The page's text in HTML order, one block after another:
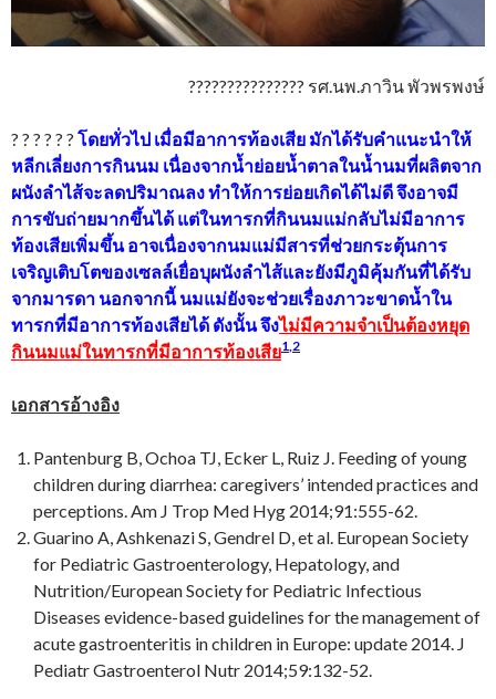
??????????????? รศ.นพ.ภาวิน พัวพรพงษ์
? ? ? ? ? ? โดยทั่วไป เมื่อมีอาการท้องเสีย มักได้รับคำแนะนำให้
หลีกเลี่ยงการกินนม เนื่องจากน้ำย่อยน้ำตาลในน้ำนมที่ผลิตจาก
ผนังลำไส้จะลดปริมาณลง ทำให้การย่อยเกิดได้ไม่ดี จึงอาจมี
การขับถ่ายมากขึ้นได้ แต่ในทารกที่กินนมแม่กลับไม่มีอาการ
ท้องเสียเพิ่มขึ้น อาจเนื่องจากนมแม่มีสารที่ช่วยกระตุ้นการ
เจริญเติบโตของเซลล์เยื่อบุผนังลำไส้และยังมีภูมิคุ้มกันที่ได้รับ
จากมารดา นอกจากนี้ นมแม่ยังจะช่วยเรื่องภาวะขาดน้ำใน
ทารกที่มีอาการท้องเสียได้ ดังนั้น จึงไม่มีความจำเป็นต้องหยุด
กินนมแม่ในทารกที่มีอาการท้องเสีย1,2
เอกสารอ้างอิง
Pantenburg B, Ochoa TJ, Ecker L, Ruiz J. Feeding of young
children during diarrhea: caregivers’ intended practices and
perceptions. Am J Trop Med Hyg 2014;91:555-62.
Guarino A, Ashkenazi S, Gendrel D, et al. European Society
for Pediatric Gastroenterology, Hepatology, and
Nutrition/European Society for Pediatric Infectious
Diseases evidence-based guidelines for the management of
acute gastroenteritis in children in Europe: update 2014. J
Pediatr Gastroenterol Nutr 2014;59:132-52.